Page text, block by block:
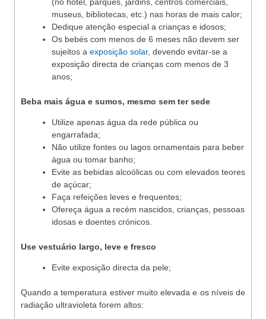
museus, bibliotecas, etc.) nas horas de mais calor;
Dedique atenção especial a crianças e idosos;
Os bebés com menos de 6 meses não devem ser
sujeitos a exposição solar, devendo evitar‐se a
exposição directa de crianças com menos de 3
anos;
Beba mais água e sumos, mesmo sem ter sede
Utilize apenas água da rede pública ou
engarrafada;
Não utilize fontes ou lagos ornamentais para beber
água ou tomar banho;
Evite as bebidas alcoólicas ou com elevados teores
de açúcar;
Faça refeições leves e frequentes;
Ofereça água a recém nascidos, crianças, pessoas
idosas e doentes crónicos.
Use vestuário largo, leve e fresco
Evite exposição directa da pele;
Quando a temperatura estiver muito elevada e os níveis de
radiação ultravioleta forem altos: